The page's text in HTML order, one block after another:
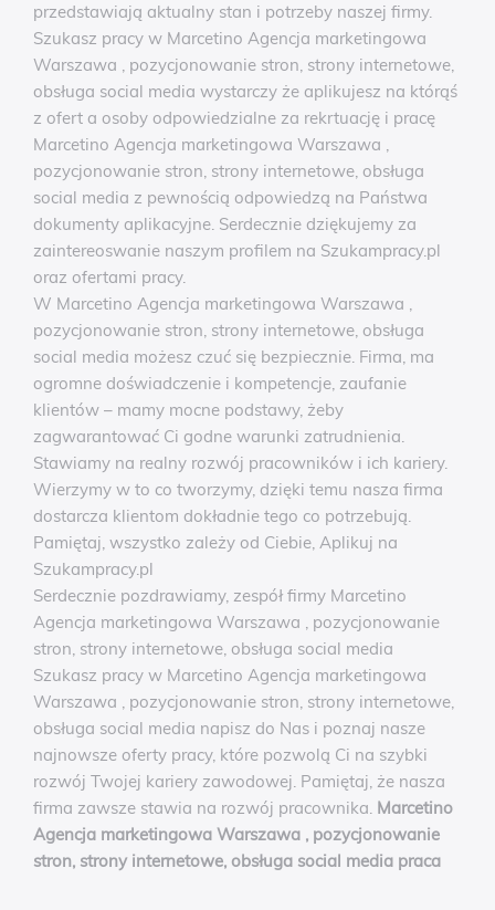
przedstawiają aktualny stan i potrzeby naszej firmy.
Szukasz pracy w Marcetino Agencja marketingowa
Warszawa , pozycjonowanie stron, strony internetowe,
obsługa social media wystarczy że aplikujesz na którąś
z ofert a osoby odpowiedzialne za rekrtuację i pracę
Marcetino Agencja marketingowa Warszawa ,
pozycjonowanie stron, strony internetowe, obsługa
social media z pewnością odpowiedzą na Państwa
dokumenty aplikacyjne. Serdecznie dziękujemy za
zaintereoswanie naszym profilem na Szukampracy.pl
oraz ofertami pracy.
W Marcetino Agencja marketingowa Warszawa ,
pozycjonowanie stron, strony internetowe, obsługa
social media możesz czuć się bezpiecznie. Firma, ma
ogromne doświadczenie i kompetencje, zaufanie
klientów – mamy mocne podstawy, żeby
zagwarantować Ci godne warunki zatrudnienia.
Stawiamy na realny rozwój pracowników i ich kariery.
Wierzymy w to co tworzymy, dzięki temu nasza firma
dostarcza klientom dokładnie tego co potrzebują.
Pamiętaj, wszystko zależy od Ciebie, Aplikuj na
Szukampracy.pl
Serdecznie pozdrawiamy, zespół firmy Marcetino
Agencja marketingowa Warszawa , pozycjonowanie
stron, strony internetowe, obsługa social media
Szukasz pracy w Marcetino Agencja marketingowa
Warszawa , pozycjonowanie stron, strony internetowe,
obsługa social media napisz do Nas i poznaj nasze
najnowsze oferty pracy, które pozwolą Ci na szybki
rozwój Twojej kariery zawodowej. Pamiętaj, że nasza
firma zawsze stawia na rozwój pracownika. Marcetino
Agencja marketingowa Warszawa , pozycjonowanie
stron, strony internetowe, obsługa social media praca